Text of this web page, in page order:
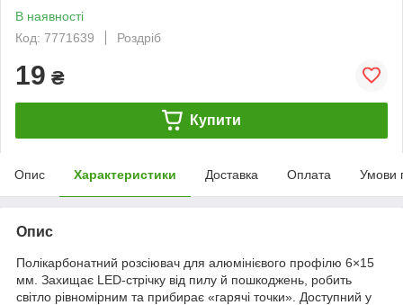
В наявності
Код: 7771639
Роздріб
19 ₴
Купити
Опис Характеристики Доставка Оплата Умови
Опис
Полікарбонатний розсіювач для алюмінієвого профілю 6×15
мм. Захищає LED-стрічку від пилу й пошкоджень, робить
світло рівномірним та прибирає «гарячі точки». Доступний у